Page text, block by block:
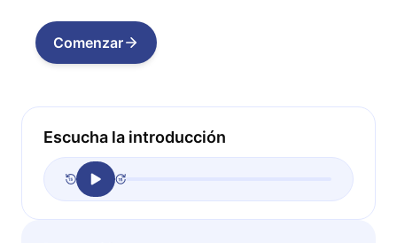
Comenzar
Escucha la introducción